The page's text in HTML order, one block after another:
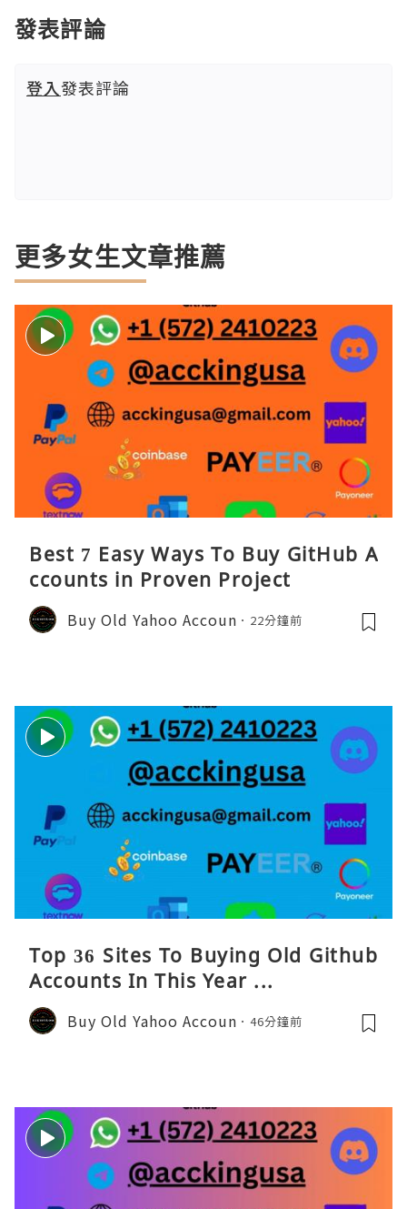
發表評論
登入發表評論
更多女生文章推薦
Best 7 Easy Ways To Buy GitHub A
ccounts in Proven Project
Buy Old Yahoo Accoun 22分鐘前
Top 36 Sites To Buying Old Github
Accounts In This Year ...
Buy Old Yahoo Accoun 46分鐘前